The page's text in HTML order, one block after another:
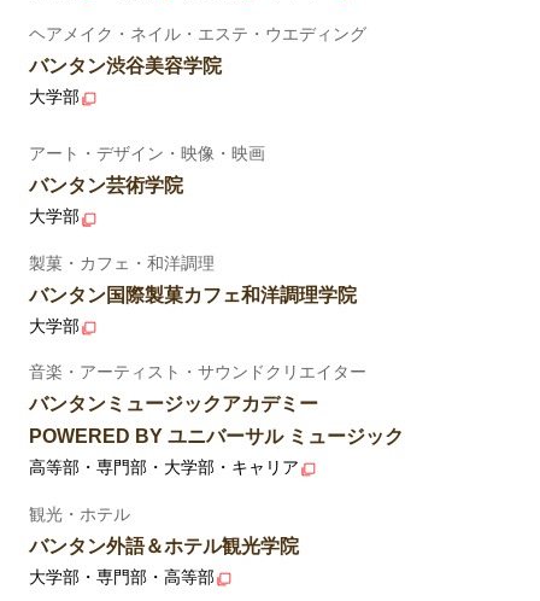
ヘアメイク・ネイル・エステ・ウエディング
バンタン渋谷美容学院
大学部
アート・デザイン・映像・映画
バンタン芸術学院
大学部
製菓・カフェ・和洋調理
バンタン国際製菓カフェ和洋調理学院
大学部
音楽・アーティスト・サウンドクリエイター
バンタンミュージックアカデミー
POWERED BY ユニバーサル ミュージック
高等部・専門部・大学部・キャリア
観光・ホテル
バンタン外語＆ホテル観光学院
大学部・専門部・高等部